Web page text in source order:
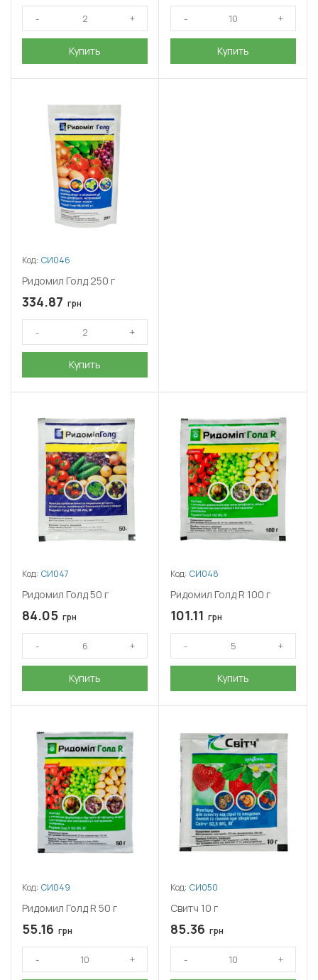
Купить Купить
Код: СИ046
Ридомил Голд 250 г
334.87 грн
Купить
Код: СИ047
Ридомил Голд 50 г
84.05 грн
Купить
Код: СИ048
Ридомил Голд R 100 г
101.11 грн
Купить
Код: СИ049
Ридомил Голд R 50 г
55.16 грн
Код: СИ050
Свитч 10 г
85.36 грн